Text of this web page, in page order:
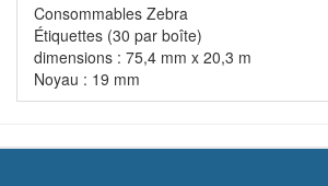
Consommables Zebra
Étiquettes (30 par boîte)
dimensions : 75,4 mm x 20,3 m
Noyau : 19 mm